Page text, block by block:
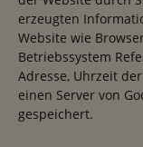
erzeugten
Website wie
Betriebssystem
Adresse, Uhrzeit
einen Server von
gespeichert.